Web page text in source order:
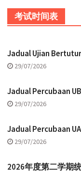
考试时间表
Jadual Ujian Bertutur
29/07/2026
Jadual Percubaan
29/07/2026
Jadual Percubaan
29/07/2026
2026年度第二学期